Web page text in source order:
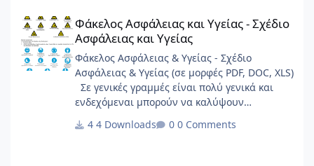
Φάκελος Ασφάλειας και Υγείας - Σχέδιο Ασφάλειας και Υγείας
Φάκελος Ασφάλειας και Υγείας - Σχέδιο
Ασφάλειας και Υγείας
Φάκελος Ασφάλειας & Υγείας - Σχέδιο
Ασφάλειας & Υγείας (σε μορφές PDF, DOC, XLS)
Σε γενικές γραμμές είναι πολύ γενικά και
ενδεχόμεναι μπορούν να καλύψουν
4 Downloads 0 Comments